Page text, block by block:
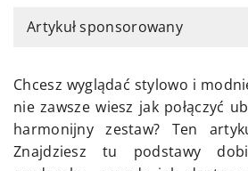
Artykuł sponsorowany
Chcesz wyglądać stylowo i
nie zawsze wiesz jak połączyć
harmonijny zestaw? Ten
Znajdziesz tu podstawy